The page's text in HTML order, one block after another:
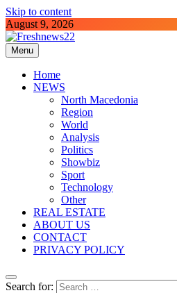
Skip to content
August 9, 2026
Freshnews22
Best News Website in North Macedonia
Menu
Home
NEWS
North Macedonia
Region
World
Analysis
Politics
Showbiz
Sport
Technology
Other
REAL ESTATE
ABOUT US
CONTACT
PRIVACY POLICY
Search for: